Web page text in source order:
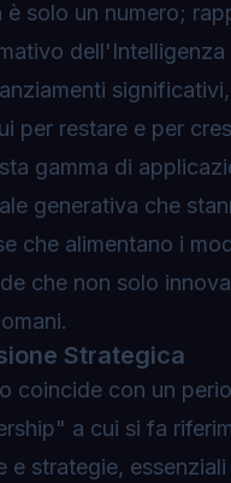
solo un numero;
per restare e per
gamma di
generativa che
che alimentano i
che non solo
Strategica
coincide con un
a cui si fa
strategie,